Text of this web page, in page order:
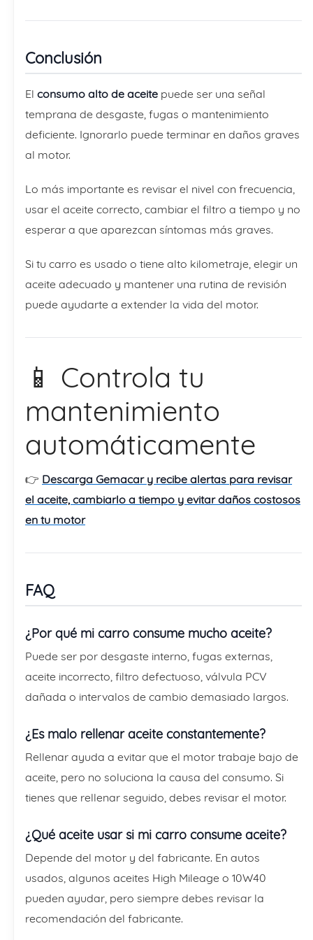
Conclusión
El consumo alto de aceite puede ser una señal
temprana de desgaste, fugas o mantenimiento
deficiente. Ignorarlo puede terminar en daños graves
al motor.
Lo más importante es revisar el nivel con frecuencia,
usar el aceite correcto, cambiar el filtro a tiempo y no
esperar a que aparezcan síntomas más graves.
Si tu carro es usado o tiene alto kilometraje, elegir un
aceite adecuado y mantener una rutina de revisión
puede ayudarte a extender la vida del motor.
📱 Controla tu
mantenimiento
automáticamente
👉 Descarga Gemacar y recibe alertas para revisar
el aceite, cambiarlo a tiempo y evitar daños costosos
en tu motor
FAQ
¿Por qué mi carro consume mucho aceite?
Puede ser por desgaste interno, fugas externas,
aceite incorrecto, filtro defectuoso, válvula PCV
dañada o intervalos de cambio demasiado largos.
¿Es malo rellenar aceite constantemente?
Rellenar ayuda a evitar que el motor trabaje bajo de
aceite, pero no soluciona la causa del consumo. Si
tienes que rellenar seguido, debes revisar el motor.
¿Qué aceite usar si mi carro consume aceite?
Depende del motor y del fabricante. En autos
usados, algunos aceites High Mileage o 10W40
pueden ayudar, pero siempre debes revisar la
recomendación del fabricante.